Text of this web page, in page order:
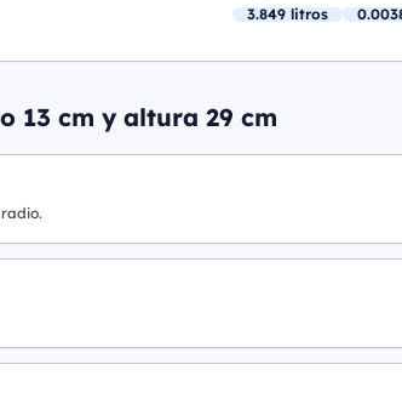
3.849 litros
13 cm y altura 29 cm